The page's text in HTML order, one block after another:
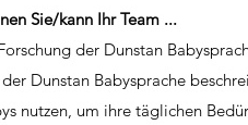
Sie/kann Ihr Team ...
der Dunstan
Dunstan Babysprache
nutzen, um ihre täglichen